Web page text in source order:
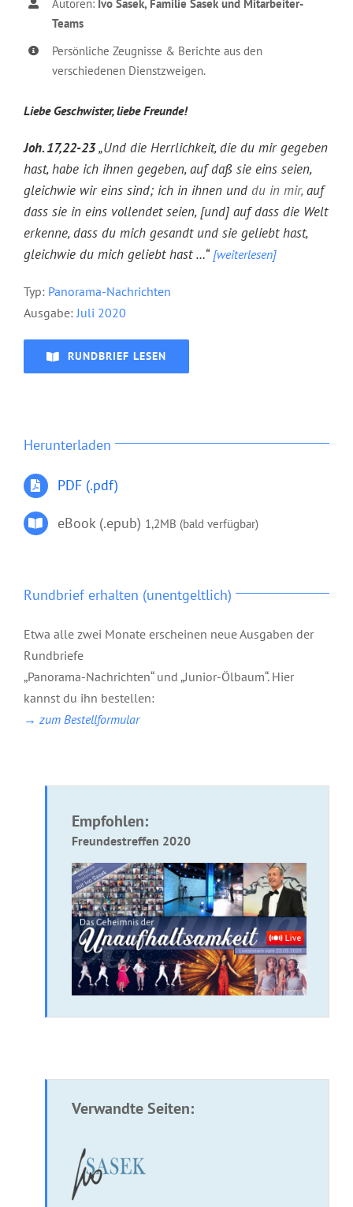
Autoren: Ivo Sasek, Familie Sasek und Mitarbeiter-
Teams
Persönliche Zeugnisse & Berichte aus den
verschiedenen Dienstzweigen.
Liebe Geschwister, liebe Freunde!
Joh. 17,22-23„Und die Herrlichkeit, die du mir gegeben
hast, habe ich ihnen gegeben, auf daß sie eins seien,
gleichwie wir eins sind; ich in ihnen und du in mir,auf
dass sie in eins vollendet seien, [und] auf dass die Welt
erkenne, dass du mich gesandt und sie geliebt hast,
gleichwie du mich geliebt hast …“ [weiterlesen]
Typ: Panorama-Nachrichten
Ausgabe: Juli 2020
RUNDBRIEF LESEN
Herunterladen
PDF (.pdf)
eBook (.epub) 1,2MB (bald verfügbar)
Rundbrief erhalten (unentgeltlich)
Etwa alle zwei Monate erscheinen neue Ausgaben der
Rundbriefe
„Panorama-Nachrichten“ und „Junior-Ölbaum“. Hier
kannst du ihn bestellen:
→ zum Bestellformular
Empfohlen:
Freundestreffen 2020
Verwandte Seiten: